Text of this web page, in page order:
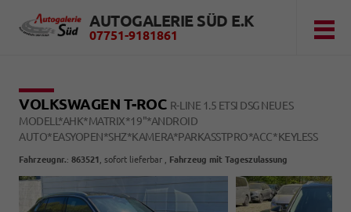
AUTOGALERIE SÜD E.K
07751-9181861
VOLKSWAGEN T-ROC R-LINE 1.5 ETSI DSG NEUES
MODELL*AHK*MATRIX*19"*ANDROID
AUTO*EASYOPEN*SHZ*KAMERA*PARKASSTPRO*ACC*KEYLESS
Fahrzeugnr.: 863521 sofort lieferbar Fahrzeug mit Tageszulassung